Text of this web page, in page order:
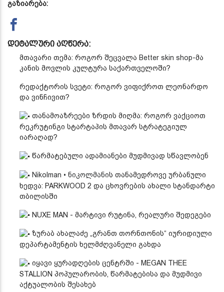
გაზიარება:
დეტალური აღწერა:
მთავარი თემა: როგორ შეცვალა Better skin shop-მა
კანის მოვლის კულტურა საქართველოში?
რედაქტორის სვეტი: როგორ ვიფიქროთ ლეონარდო
და ვინჩივით?
თანამოაზრეები ზრდის მიღმა: როგორ ვაქციოთ
რეკრუტინგი სტარტაპის მთავარ სტრატეგიულ
იარაღად?
წარმატებული ადამიანები მუდმივად სწავლობენ
Nikolman • ნიკოლმანის თანამედროვე ურბანული
ხედვა: PARKWOOD 2 და ცხოვრების ახალი სტანდარტი
თბილისში
NUXE MAN - მარტივი რუტინა, რეალური შედეგები
ზურაბ ახალაძე „გრანთ თორნთონის“ იურიდიული
დეპარტამენტის ხელმძღვანელი გახდა
იყავი ყურადღების ცენტრში - MEGAN THEE
STALLION პოპულარობის, წარმატებისა და მუდმივი
აქტუალობის შესახებ